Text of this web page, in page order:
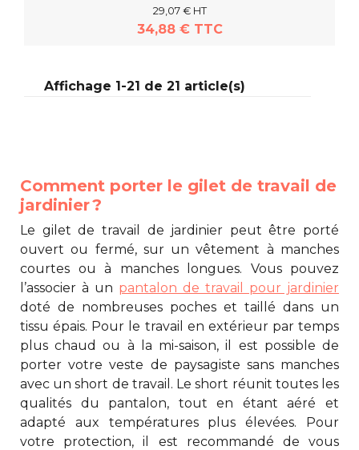
En savoir plus
29,07 € HT
34,88 € TTC
Affichage 1-21 de 21 article(s)
Comment porter le gilet de travail de
jardinier ?
Le gilet de travail de jardinier peut être porté
ouvert ou fermé, sur un vêtement à manches
courtes ou à manches longues. Vous pouvez
l’associer à un pantalon de travail pour jardinier
doté de nombreuses poches et taillé dans un
tissu épais. Pour le travail en extérieur par temps
plus chaud ou à la mi-saison, il est possible de
porter votreveste de paysagiste sans manches
avec un short de travail. Le short réunit toutes les
qualités du pantalon, tout en étant aéré et
adapté aux températures plus élevées. Pour
votre protection, il est recommandé de vous